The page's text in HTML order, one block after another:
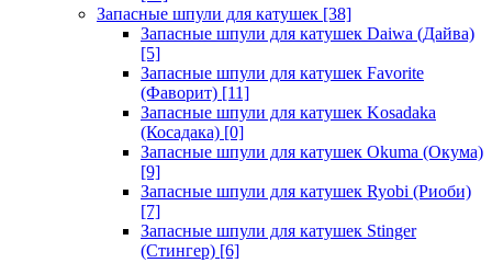
Запасные шпули для катушек [38]
Запасные шпули для катушек Daiwa (Дайва)
[5]
Запасные шпули для катушек Favorite
(Фаворит) [11]
Запасные шпули для катушек Kosadaka
(Косадака) [0]
Запасные шпули для катушек Okuma (Окума)
[9]
Запасные шпули для катушек Ryobi (Риоби)
[7]
Запасные шпули для катушек Stinger
(Стингер) [6]